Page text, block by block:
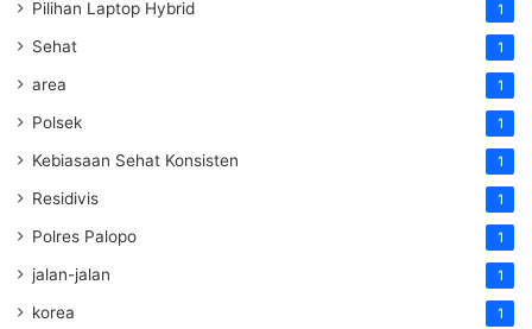
Pilihan Laptop Hybrid 1
Sehat 1
area 1
Polsek 1
Kebiasaan Sehat Konsisten 1
Residivis 1
Polres Palopo 1
jalan-jalan 1
korea 1